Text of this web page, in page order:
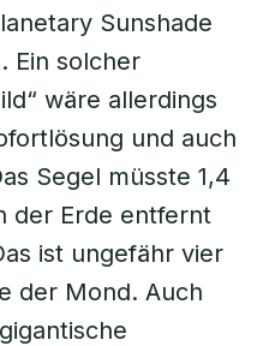
Sunshade
Ein solcher
wäre allerdings
und auch
Segel müsste 1,4
der Erde entfernt
ist ungefähr vier
der Mond. Auch